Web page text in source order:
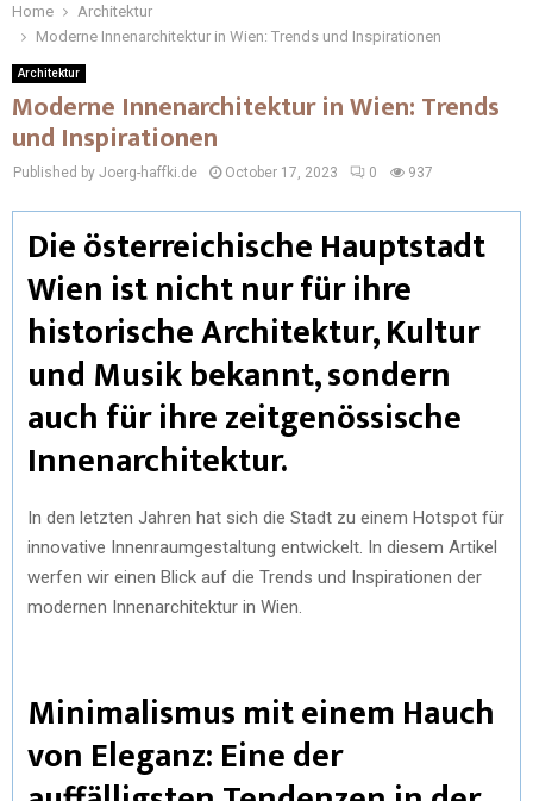
Home
Architektur
Moderne Innenarchitektur in Wien: Trends und Inspirationen
Architektur
Moderne Innenarchitektur in Wien: Trends
und Inspirationen
Published by Joerg-haffki.de October 17, 2023 0 937
Die österreichische Hauptstadt
Wien ist nicht nur für ihre
historische Architektur, Kultur
und Musik bekannt, sondern
auch für ihre zeitgenössische
Innenarchitektur.
In den letzten Jahren hat sich die Stadt zu einem Hotspot für
innovative Innenraumgestaltung entwickelt. In diesem Artikel
werfen wir einen Blick auf die Trends und Inspirationen der
modernen Innenarchitektur in Wien.
Minimalismus mit einem Hauch
von Eleganz: Eine der